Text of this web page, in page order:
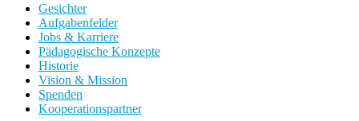
Gesichter
Aufgabenfelder
Jobs & Karriere
Pädagogische Konzepte
Historie
Vision & Mission
Spenden
Kooperationspartner